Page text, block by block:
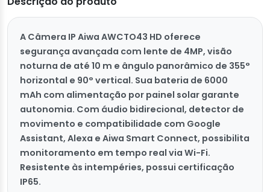
A Câmera IP Aiwa AWCTO43 HD oferece
segurança avançada com lente de 4MP, visão
noturna de até 10 m e ângulo panorâmico de 355°
horizontal e 90° vertical. Sua bateria de 6000
mAh com alimentação por painel solar garante
autonomia. Com áudio bidirecional, detector de
movimento e compatibilidade com Google
Assistant, Alexa e Aiwa Smart Connect, possibilita
monitoramento em tempo real via Wi-Fi.
Resistente às intempéries, possui certificação
IP65.